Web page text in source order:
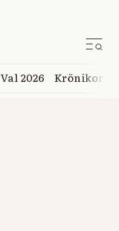
Val 2026 Krönikor